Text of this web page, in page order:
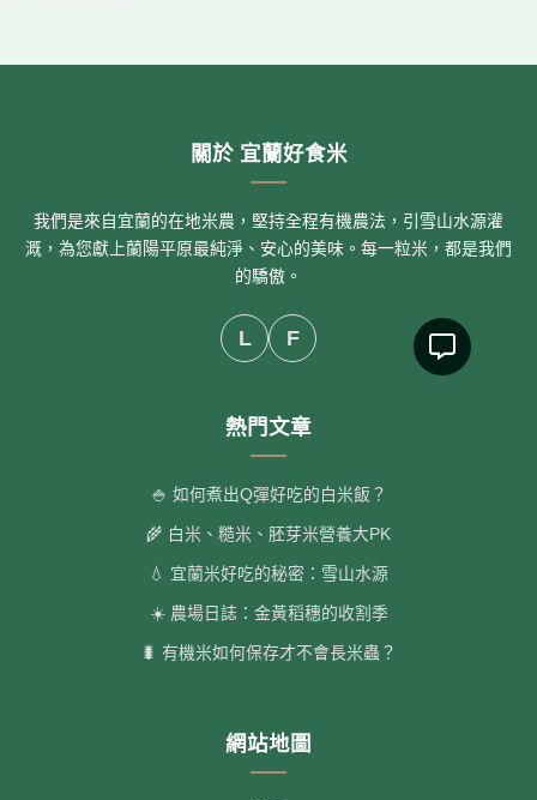
關於 宜蘭好食米
我們是來自宜蘭的在地米農，堅持全程有機農法，引雪山水源灌
溉，為您獻上蘭陽平原最純淨、安心的美味。每一粒米，都是我們
的驕傲。
L F
熱門文章
🍚 如何煮出Q彈好吃的白米飯？
🌾 白米、糙米、胚芽米營養大PK
💧 宜蘭米好吃的秘密：雪山水源
☀️ 農場日誌：金黃稻穗的收割季
🐛 有機米如何保存才不會長米蟲？
網站地圖